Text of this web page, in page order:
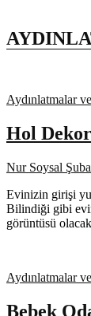
Aydınlatmalar
Hol
Nur Soysal
Evinizin girişi
Bilindiği gibi
görüntüsü
Aydınlatmalar
Bebek